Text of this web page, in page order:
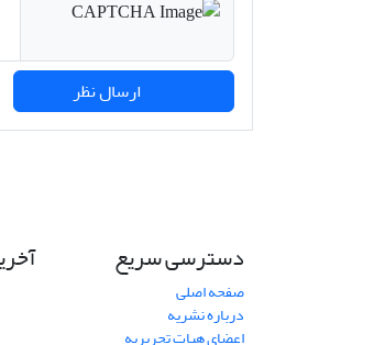
دسترسی سریع
صفحه اصلی
درباره نشریه
اعضای هیات تحریریه